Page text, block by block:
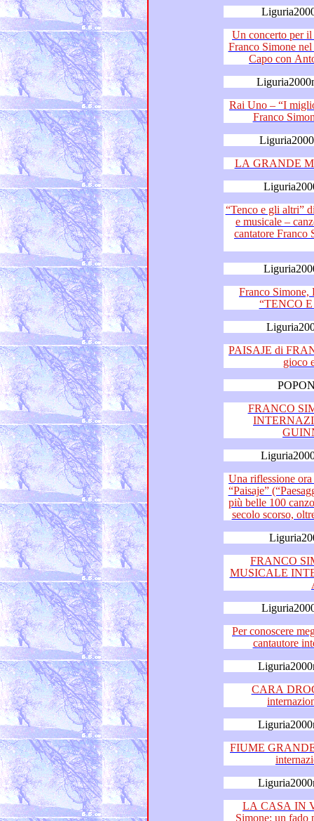
Un concerto per il
Franco Simone nel suo paese natio di
Capo
Rai Uno – “I migliori
LA GRANDE
“Tenco e gli altri” di Paolo
e musicale – canzoni di Luigi Tenco eseguite dal
cantatore Franco Simone e
Franco Simone,
PAISAJE di FRANCO
FRANCO
Una riflessione ora é dovuta:
“Paisaje” (“Paesaggio”) di Franco Simone una delle
più belle 100 canzoni nazionali ed
FRANCO
MUSICALE INTERNAZIONALE DESTINATA
Per conoscere meglio
CARA
FIUME GRANDE di
LA CASA IN